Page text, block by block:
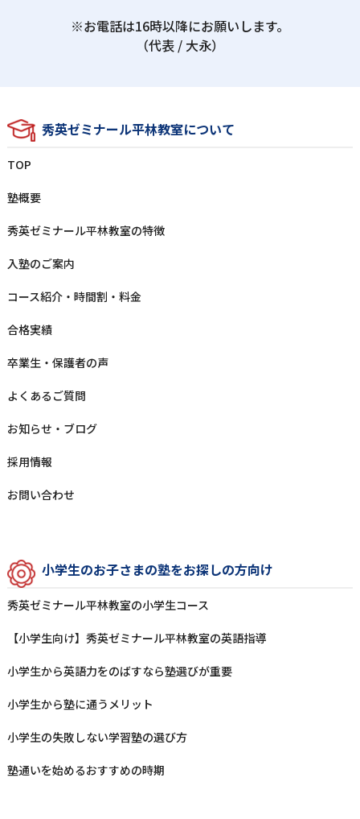
※お電話は16時以降にお願いします。
（代表 / ⼤永）
秀英ゼミナール平林教室について
TOP
塾概要
秀英ゼミナール平林教室の特徴
⼊塾のご案内
コース紹介・時間割・料⾦
合格実績
卒業⽣‧保護者の声
よくあるご質問
お知らせ‧ブログ
採⽤情報
お問い合わせ
⼩学⽣のお⼦さまの塾をお探しの⽅向け
秀英ゼミナール平林教室の⼩学⽣コース
【小学生向け】秀英ゼミナール平林教室の英語指導
⼩学⽣から英語⼒をのばすなら塾選びが重要
⼩学⽣から塾に通うメリット
⼩学⽣の失敗しない学習塾の選び⽅
塾通いを始めるおすすめの時期